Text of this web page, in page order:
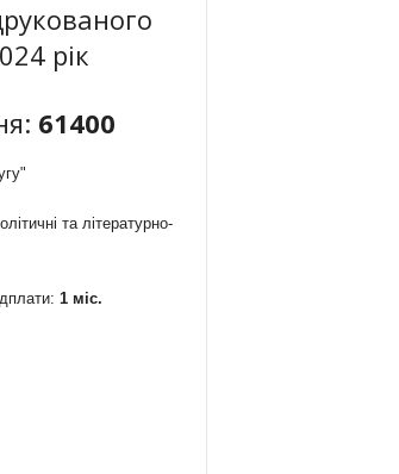
рік
61400
та літературно-
1 міс.